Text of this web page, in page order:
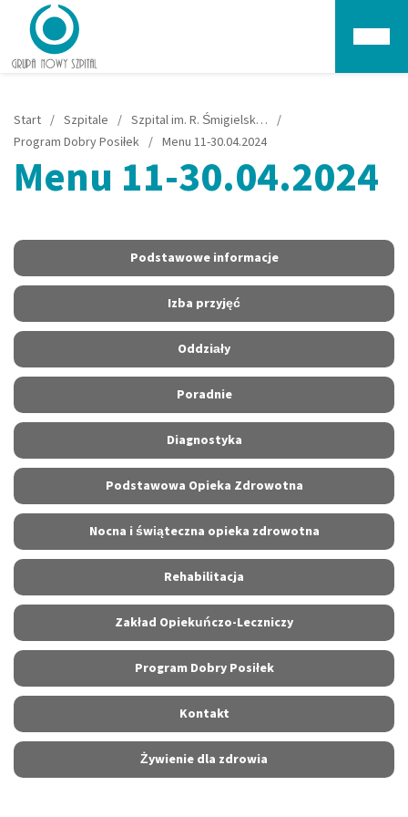
Start / Szpitale / Szpital im. R. Śmigielskiego w Skwierzynie /
Program Dobry Posiłek / Menu 11-30.04.2024
Menu 11-30.04.2024
Podstawowe informacje
Izba przyjęć
Oddziały
Poradnie
Diagnostyka
Podstawowa Opieka Zdrowotna
Nocna i świąteczna opieka zdrowotna
Rehabilitacja
Zakład Opiekuńczo-Leczniczy
Program Dobry Posiłek
Kontakt
Żywienie dla zdrowia